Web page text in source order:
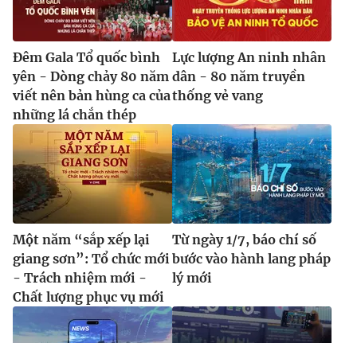
Đêm Gala Tổ quốc bình
yên - Dòng chảy 80 năm
viết nên bản hùng ca của
những lá chắn thép
Lực lượng An ninh nhân
dân - 80 năm truyền
thống vẻ vang
Một năm “sắp xếp lại
giang sơn”: Tổ chức mới
- Trách nhiệm mới -
Chất lượng phục vụ mới
Từ ngày 1/7, báo chí số
bước vào hành lang pháp
lý mới